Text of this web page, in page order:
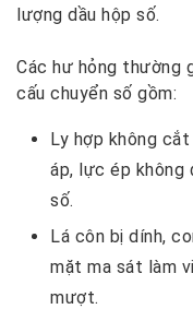
lượng dầu hộp số.
Các hư hỏng thường
cấu chuyển số gồm:
Ly hợp không
áp, lực ép không
số.
Lá côn bị dính,
mặt ma sát làm
mượt.